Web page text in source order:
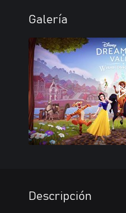
Galería
Descripción